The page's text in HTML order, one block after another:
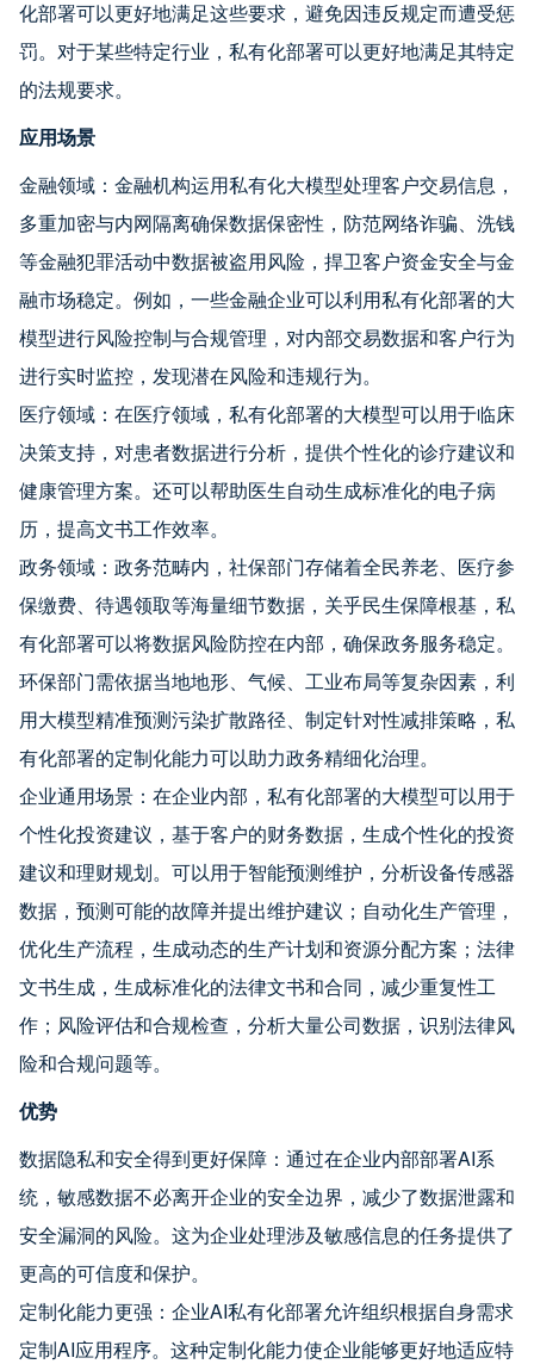
化部署可以更好地满足这些要求，避免因违反规定而遭受惩
罚。对于某些特定行业，私有化部署可以更好地满足其特定
的法规要求。
应用场景
金融领域：金融机构运用私有化大模型处理客户交易信息，
多重加密与内网隔离确保数据保密性，防范网络诈骗、洗钱
等金融犯罪活动中数据被盗用风险，捍卫客户资金安全与金
融市场稳定。例如，一些金融企业可以利用私有化部署的大
模型进行风险控制与合规管理，对内部交易数据和客户行为
进行实时监控，发现潜在风险和违规行为。
医疗领域：在医疗领域，私有化部署的大模型可以用于临床
决策支持，对患者数据进行分析，提供个性化的诊疗建议和
健康管理方案。还可以帮助医生自动生成标准化的电子病
历，提高文书工作效率。
政务领域：政务范畴内，社保部门存储着全民养老、医疗参
保缴费、待遇领取等海量细节数据，关乎民生保障根基，私
有化部署可以将数据风险防控在内部，确保政务服务稳定。
环保部门需依据当地地形、气候、工业布局等复杂因素，利
用大模型精准预测污染扩散路径、制定针对性减排策略，私
有化部署的定制化能力可以助力政务精细化治理。
企业通用场景：在企业内部，私有化部署的大模型可以用于
个性化投资建议，基于客户的财务数据，生成个性化的投资
建议和理财规划。可以用于智能预测维护，分析设备传感器
数据，预测可能的故障并提出维护建议；自动化生产管理，
优化生产流程，生成动态的生产计划和资源分配方案；法律
文书生成，生成标准化的法律文书和合同，减少重复性工
作；风险评估和合规检查，分析大量公司数据，识别法律风
险和合规问题等。
优势
数据隐私和安全得到更好保障：通过在企业内部部署AI系
统，敏感数据不必离开企业的安全边界，减少了数据泄露和
安全漏洞的风险。这为企业处理涉及敏感信息的任务提供了
更高的可信度和保护。
定制化能力更强：企业AI私有化部署允许组织根据自身需求
定制AI应用程序。这种定制化能力使企业能够更好地适应特